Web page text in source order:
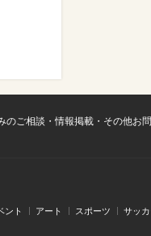
のご相談・情報掲載・その他お
ント アート スポーツ サッカ